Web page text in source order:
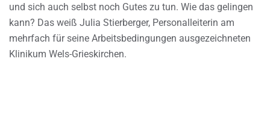
und sich auch selbst noch Gutes zu tun. Wie das gelingen
kann? Das weiß Julia Stierberger, Personalleiterin am
mehrfach für seine Arbeitsbedingungen ausgezeichneten
Klinikum Wels-Grieskirchen.